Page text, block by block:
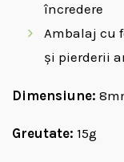
încredere
Ambalaj cu
și pierderii
Dimensiune:
Greutate: 15g